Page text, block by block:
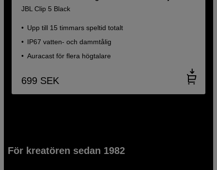
JBL Clip 5 Black
Upp till 15 timmars speltid totalt
IP67 vatten- och dammtålig
Auracast för flera högtalare
699 SEK
För kreatören sedan 1982